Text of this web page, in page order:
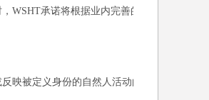
WSHT承诺将根据业内完善的
映被定义身份的自然人活动的